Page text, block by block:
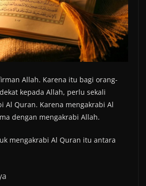
Allah. Karena itu bagi orang-
kepada Allah, perlu sekali
Al Quran. Karena mengakrabi Al
dengan mengakrabi Allah.
mengakrabi Al Quran itu antara